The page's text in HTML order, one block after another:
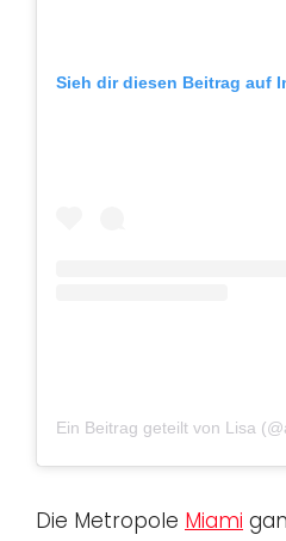
Sieh dir diesen Beitrag auf
Ein Beitrag geteilt von Lisa
Die Metropole Miami